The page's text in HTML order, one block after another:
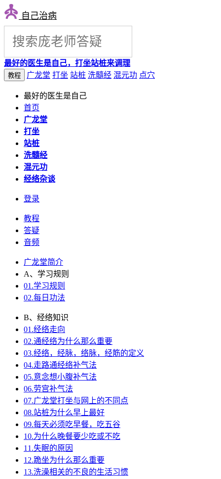
自己治病
最好的医生是自己，打坐站桩来调理
教程 广龙堂 打坐 站桩 洗髓经 混元功 点穴
最好的医生是自己
首页
广龙堂
打坐
站桩
洗髓经
混元功
经络杂谈
登录
教程
答疑
音频
广龙堂简介
A、学习规则
01.学习规则
02.每日功法
B、经络知识
01.经络走向
02.通经络为什么那么重要
03.经络，经脉，络脉，经筋的定义
04.走路通经络补气法
05.意念想小腹补气法
06.劳宫补气法
07.广龙堂打坐与网上的不同点
08.站桩为什么早上最好
09.每天必须吃早餐，吃五谷
10.为什么晚餐要少吃或不吃
11.失眠的原因
12.跪坐为什么那么重要
13.洗澡相关的不良的生活习惯